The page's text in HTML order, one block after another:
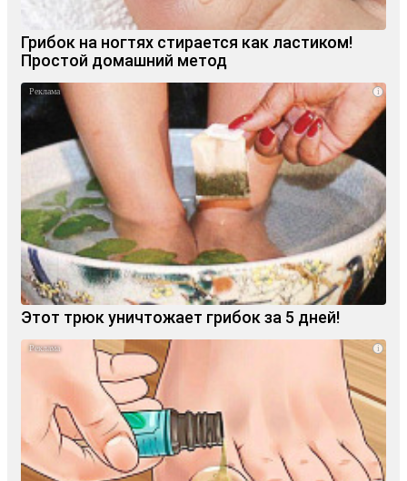
Грибок на ногтях стирается как ластиком!
Простой домашний метод
i
Этот трюк уничтожает грибок за 5 дней!
i